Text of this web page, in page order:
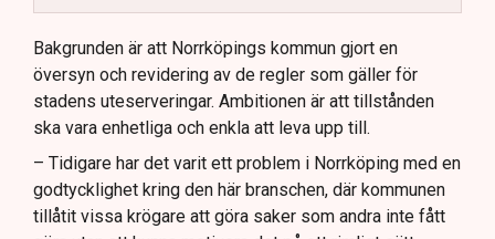
Kommunen vill skapa enhetliga regler för
uteserveringar.
Lindas Kula ställer in uteserveringen för
sommaren.
Bakgrunden är att Norrköpings kommun gjort en
översyn och revidering av de regler som gäller för
stadens uteserveringar. Ambitionen är att tillstånden
ska vara enhetliga och enkla att leva upp till.
– Tidigare har det varit ett problem i Norrköping med en
godtycklighet kring den här branschen, där kommunen
tillåtit vissa krögare att göra saker som andra inte fått